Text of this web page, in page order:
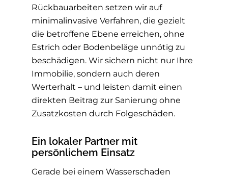
Rückbauarbeiten setzen wir auf
minimalinvasive Verfahren, die gezielt
die betroffene Ebene erreichen, ohne
Estrich oder Bodenbeläge unnötig zu
beschädigen. Wir sichern nicht nur Ihre
Immobilie, sondern auch deren
Werterhalt – und leisten damit einen
direkten Beitrag zur Sanierung ohne
Zusatzkosten durch Folgeschäden.
Ein lokaler Partner mit
persönlichem Einsatz
Gerade bei einem Wasserschaden